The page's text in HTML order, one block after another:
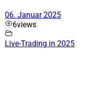
06. Januar 2025
6views
Live-Trading in 2025